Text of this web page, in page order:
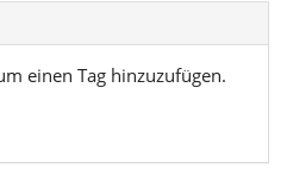
einen Tag hinzuzufügen.